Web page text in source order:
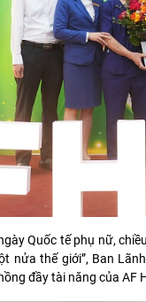
Quốc tế phụ nữ,
nửa thế giới”, Ban
đầy tài năng của AF